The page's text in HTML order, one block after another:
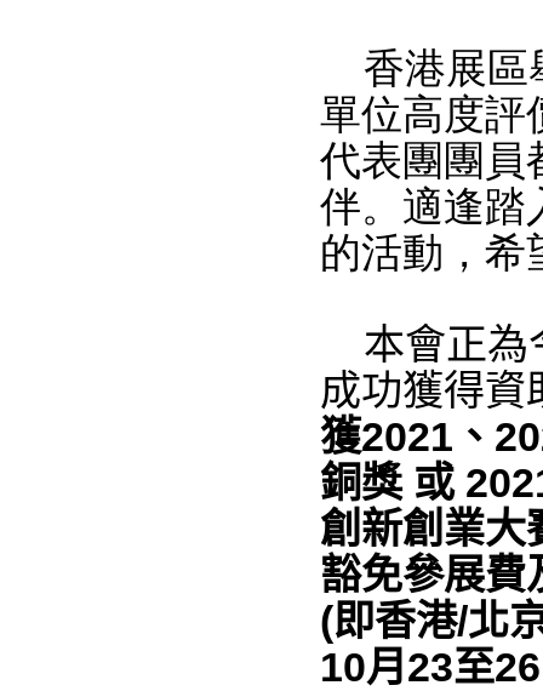
香港展區
單位高度評
代表團團員
伴。適逢踏
的活動，希
本會正為
成功獲得資
獲2021 、
銅獎 或
創新創業
豁免參展費
(即香港/北
10月23至